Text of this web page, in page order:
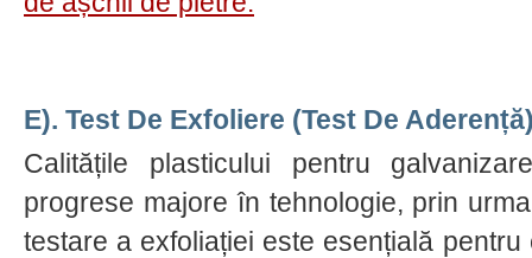
E). Test De Exfoliere (test De
Calitățile plasticului pentru
progrese majore în tehnologie, prin
testare a exfoliației este esențială